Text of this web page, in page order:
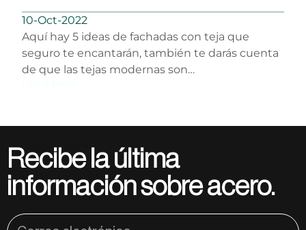
estos materiales!
10-Oct-2022
Aquí hay 5 ideas de fachadas con teja que
seguro te encantarán, también te darás cuenta
de que las tejas modernas son…
Recibe la última
información sobre acero.